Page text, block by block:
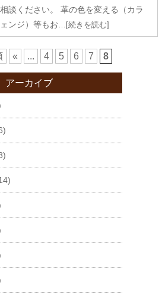
談ください。 革の色を変える（カラ
ンジ）等もお…[続きを読む]
« ... 4 5 6 7 8
アーカイブ